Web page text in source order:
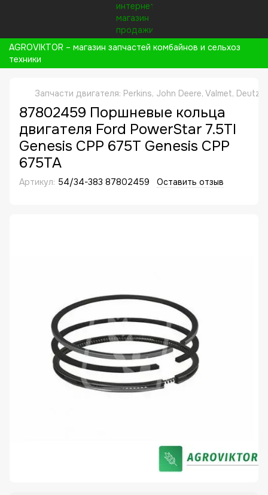
AGROVIKTOR – магазин запчастей комбайнов и сельхоз
техники
Запчасти двигателя: Perkins, John Deere, Valmet,
87802459 Поршневые кольца
двигателя Ford PowerStar 7.5TI
Genesis CPP 675T Genesis CPP
675TA
Артикул: 54/34-383 87802459 Оставить отзыв